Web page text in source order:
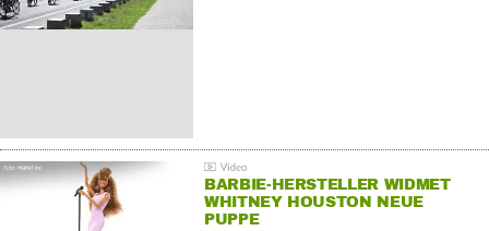
BARBIE-HERSTELLER WIDMET
WHITNEY HOUSTON NEUE
PUPPE